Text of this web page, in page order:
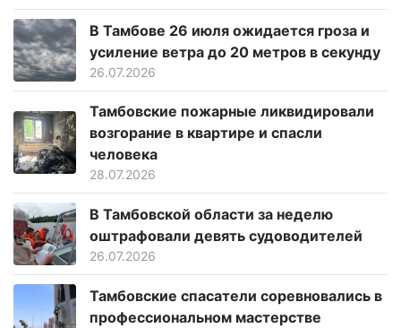
В Тамбове 26 июля ожидается гроза и
усиление ветра до 20 метров в секунду
26.07.2026
Тамбовские пожарные ликвидировали
возгорание в квартире и спасли
человека
28.07.2026
В Тамбовской области за неделю
оштрафовали девять судоводителей
26.07.2026
Тамбовские спасатели соревновались в
профессиональном мастерстве